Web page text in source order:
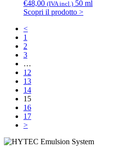
€48,00 (IVA incl.) 50 ml
Scopri il prodotto >
<
1
2
3
…
12
13
14
15
16
17
>